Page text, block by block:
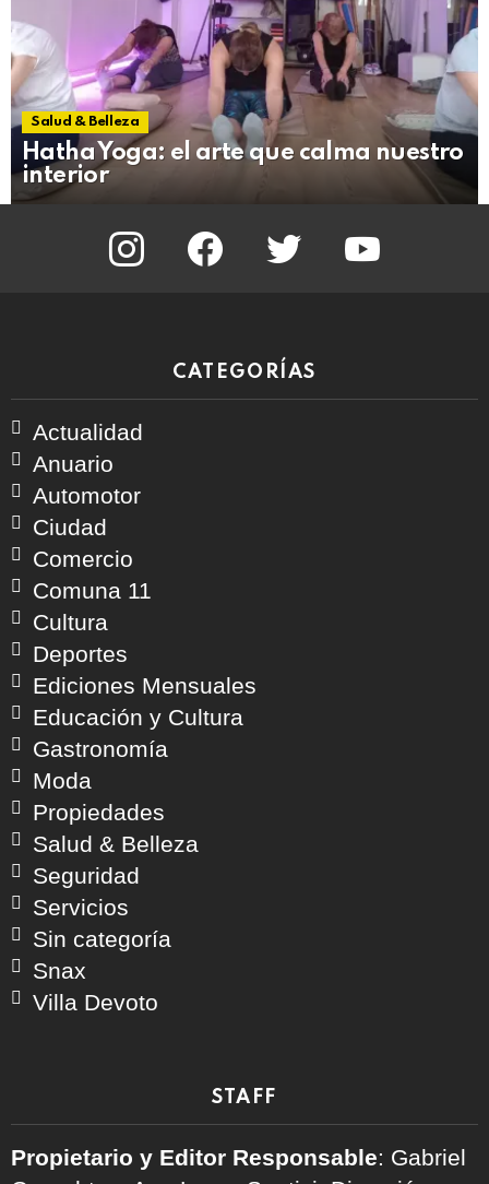
Salud & Belleza
Hatha Yoga: el arte que calma nuestro
interior
instagram facebook twitter
CATEGORÍAS
Actualidad
Anuario
Automotor
Ciudad
Comercio
Comuna 11
Cultura
Deportes
Ediciones Mensuales
Educación y Cultura
Gastronomía
Moda
Propiedades
Salud & Belleza
Seguridad
Servicios
Sin categoría
Snax
Villa Devoto
STAFF
Propietario y Editor Responsable: Gabriel